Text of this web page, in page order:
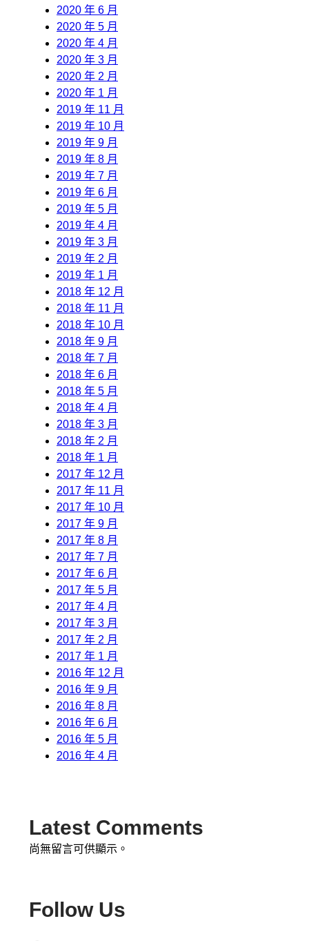
2020 年 6 月
2020 年 5 月
2020 年 4 月
2020 年 3 月
2020 年 2 月
2020 年 1 月
2019 年 11 月
2019 年 10 月
2019 年 9 月
2019 年 8 月
2019 年 7 月
2019 年 6 月
2019 年 5 月
2019 年 4 月
2019 年 3 月
2019 年 2 月
2019 年 1 月
2018 年 12 月
2018 年 11 月
2018 年 10 月
2018 年 9 月
2018 年 7 月
2018 年 6 月
2018 年 5 月
2018 年 4 月
2018 年 3 月
2018 年 2 月
2018 年 1 月
2017 年 12 月
2017 年 11 月
2017 年 10 月
2017 年 9 月
2017 年 8 月
2017 年 7 月
2017 年 6 月
2017 年 5 月
2017 年 4 月
2017 年 3 月
2017 年 2 月
2017 年 1 月
2016 年 12 月
2016 年 9 月
2016 年 8 月
2016 年 6 月
2016 年 5 月
2016 年 4 月
Latest Comments
尚無留言可供顯示。
Follow Us